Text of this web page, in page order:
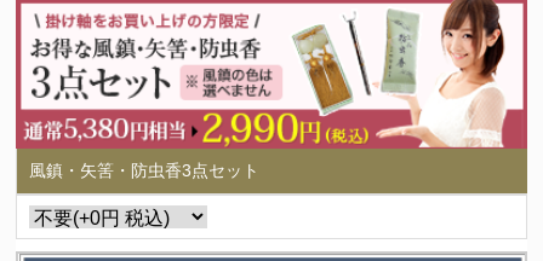
風鎮・矢筈・防虫香3点セット